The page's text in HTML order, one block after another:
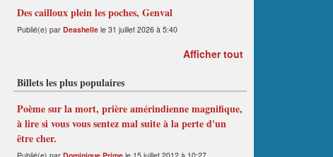
Des cailloux plein les poches, Genval
Publié(e) par Deashelle le 31 juillet 2026 à 5:40
Afficher tout
Billets les plus populaires
Poème sur la mort, prière amérindienne magnifique,
à lire si vous vous sentez mal suite à la perte d'un
être cher.